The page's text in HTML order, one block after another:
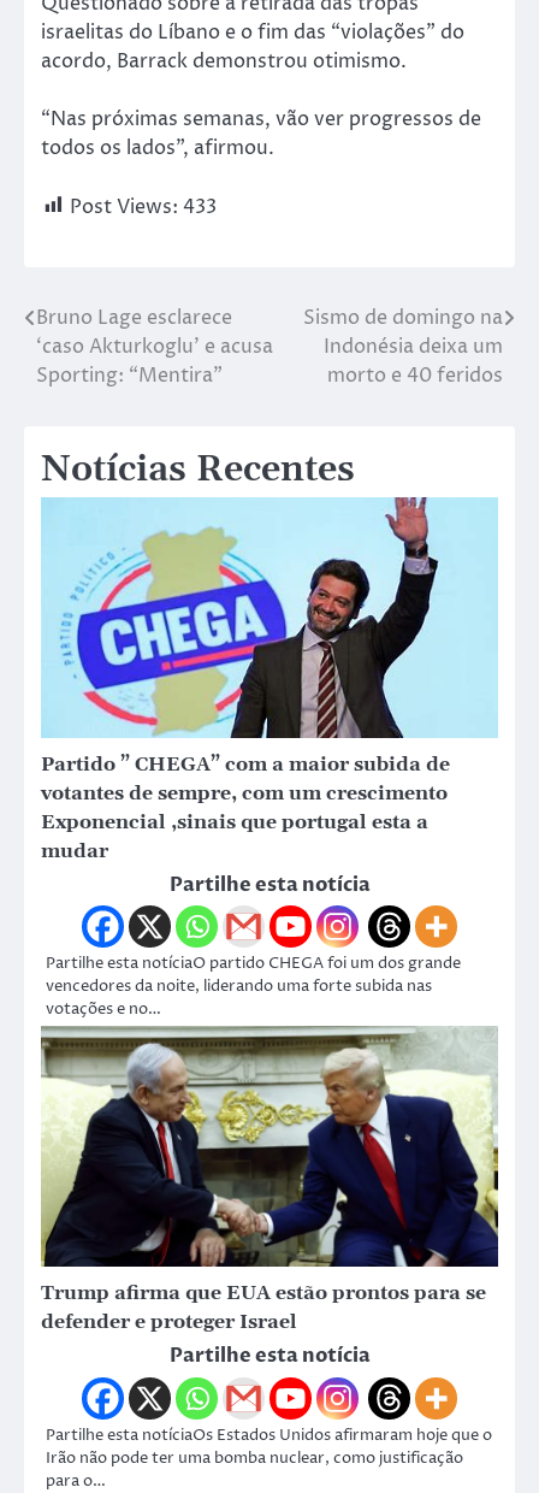
israelitas do Líbano e o fim das “violações” do
acordo, Barrack demonstrou otimismo.
“Nas próximas semanas, vão ver progressos de
todos os lados”, afirmou.
Post Views: 433
Bruno Lage esclarece
‘caso Akturkoglu’ e acusa
Sporting: “Mentira”
Sismo de domingo na
Indonésia deixa um
morto e 40 feridos
Notícias Recentes
Partido ” CHEGA” com a maior subida de
votantes de sempre, com um crescimento
Exponencial ,sinais que portugal esta a
mudar
Partilhe esta notícia
Partilhe esta notíciaO partido CHEGA foi um dos grande
vencedores da noite, liderando uma forte subida nas
votações e no…
Trump afirma que EUA estão prontos para se
defender e proteger Israel
Partilhe esta notícia
Partilhe esta notíciaOs Estados Unidos afirmaram hoje que o
Irão não pode ter uma bomba nuclear, como justificação
para o…